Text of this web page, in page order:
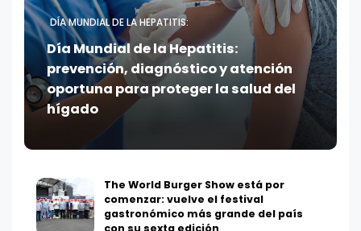
DÍA MUNDIAL DE LA HEPATITIS:
Día Mundial de la Hepatitis:
prevención, diagnóstico y atención
oportuna para proteger la salud del
hígado
The World Burger Show está por
comenzar: vuelve el festival
gastronómico más grande del país
con su sexta edición